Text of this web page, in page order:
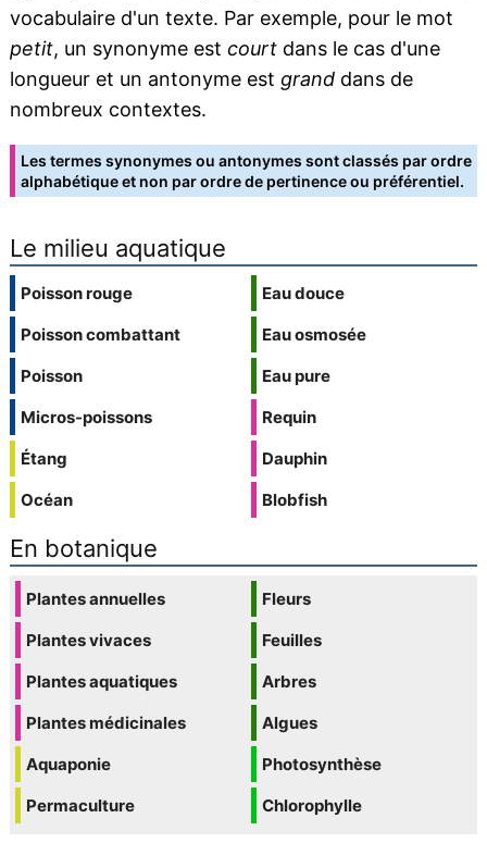
vocabulaire d'un texte. Par exemple, pour le mot
petit, un synonyme est courtdans le cas d'une
longueur et un antonyme est granddans de
nombreux contextes.
Les termes synonymes ou antonymes sont classés par ordre
alphabétique et non par ordre de pertinence ou préférentiel.
Le milieu aquatique
Poisson rouge
Poisson combattant
Poisson
Micros-poissons
Étang
Océan
Eau douce
Eau osmosée
Eau pure
Requin
Dauphin
Blobfish
En botanique
Plantes annuelles
Plantes vivaces
Plantes aquatiques
Plantes médicinales
Aquaponie
Permaculture
Fleurs
Feuilles
Arbres
Algues
Photosynthèse
Chlorophylle